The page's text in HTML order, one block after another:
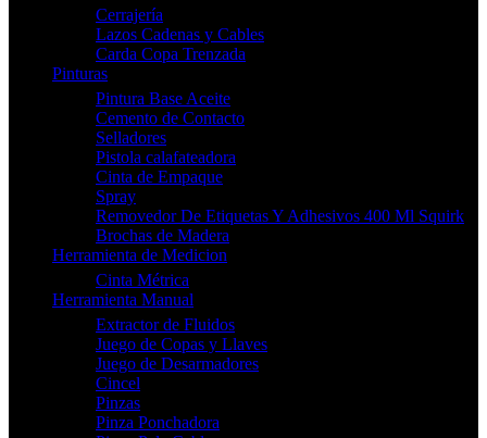
Cerrajería
Lazos Cadenas y Cables
Carda Copa Trenzada
Pinturas
Pintura Base Aceite
Cemento de Contacto
Selladores
Pistola calafateadora
Cinta de Empaque
Spray
Removedor De Etiquetas Y Adhesivos 400 Ml Squirk
Brochas de Madera
Herramienta de Medicion
Cinta Métrica
Herramienta Manual
Extractor de Fluidos
Juego de Copas y Llaves
Juego de Desarmadores
Cincel
Pinzas
Pinza Ponchadora